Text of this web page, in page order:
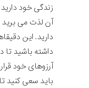
زندگی خود
آن لذت می
دارید. این
داشته باشید تا
آرزوهای خود
باید سعی کنید